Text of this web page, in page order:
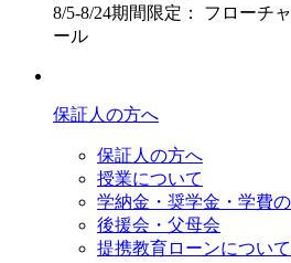
8/5-8/24期間限定： フローチ
ール
保証人の方へ
保証人の方へ
授業について
学納金・奨学金・学費
後援会・父母会
提携教育ローンについて